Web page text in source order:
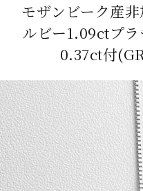
モザンビーク産
ルビー1.09ctプ
0.37ct付